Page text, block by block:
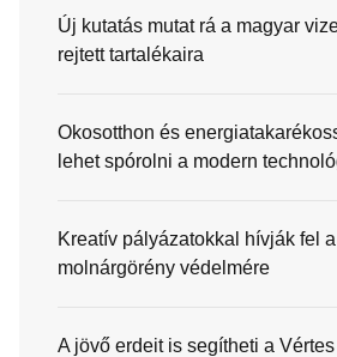
Új kutatás mutat rá a magyar
rejtett tartalékaira
Okosotthon és
lehet spórolni a modern
Kreatív pályázatokkal hívják fel
molnárgörény védelmére
A jövő erdeit is segítheti a